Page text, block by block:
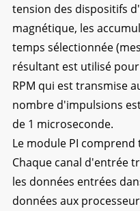
tension des dispositifs
magnétique, les
temps sélectionnée
résultant est utilisé
RPM qui est transmise
nombre d'impulsions
de 1 microseconde.
Le module PI
Chaque canal d'entrée
les données entrées
données aux